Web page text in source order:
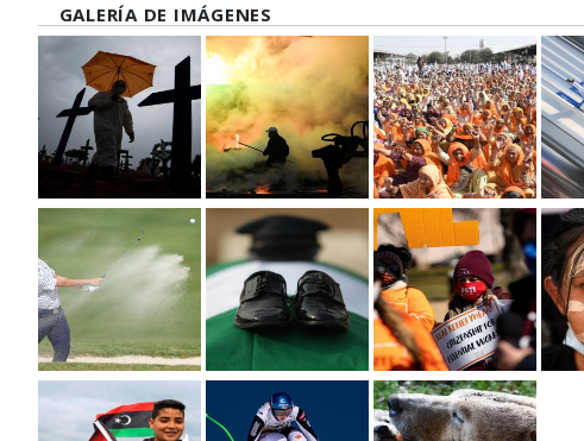
GALERÍA DE IMÁGENES